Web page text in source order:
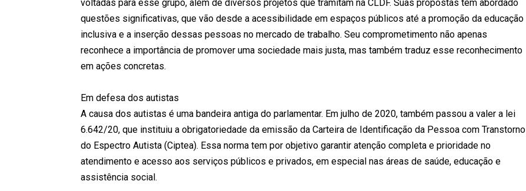
voltadas para esse grupo, além de diversos projetos que tramitam na CLDF. Suas propostas têm abordado
questões significativas, que vão desde a acessibilidade em espaços públicos até a promoção da educação
inclusiva e a inserção dessas pessoas no mercado de trabalho. Seu comprometimento não apenas
reconhece a importância de promover uma sociedade mais justa, mas também traduz esse reconhecimento
em ações concretas.
Em defesa dos autistas
A causa dos autistas é uma bandeira antiga do parlamentar. Em julho de 2020, também passou a valer a lei
6.642/20, que instituiu a obrigatoriedade da emissão da Carteira de Identificação da Pessoa com Transtorno
do Espectro Autista (Ciptea). Essa norma tem por objetivo garantir atenção completa e prioridade no
atendimento e acesso aos serviços públicos e privados, em especial nas áreas de saúde, educação e
assistência social.